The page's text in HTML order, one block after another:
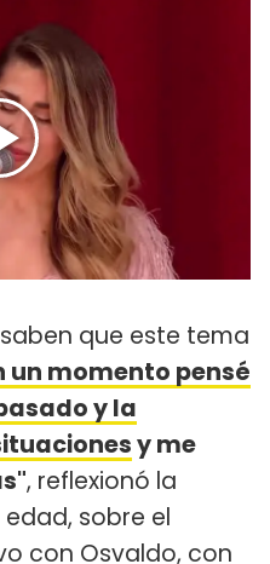
que este tema
un momento pensé
y la
y me
, reflexionó la
sobre el
con Osvaldo, con